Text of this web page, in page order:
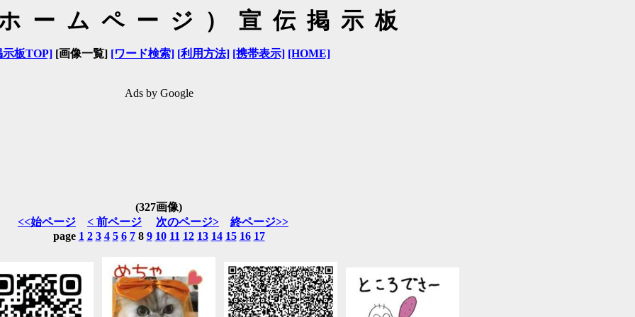
ームページ）宣伝掲示板
示板TOP][画像一覧] [ワード検索] [利用方法] [携帯表示] [HOME]
Ads by Google
(327画像)
<<始ページ
< 前ページ 次のページ>
終ページ>>
page 1 2 3 4 5 6 78 9 10 11 12 13 14 15 16 17